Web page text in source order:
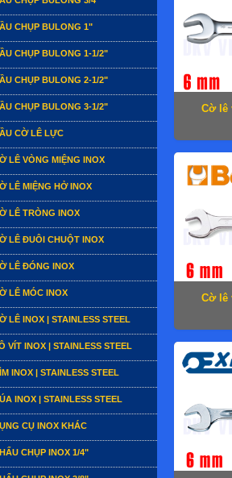
CHỤP BULONG 1"
CHỤP BULONG 1-1/2"
CHỤP BULONG 2-1/2"
CHỤP BULONG 3-1/2"
CỜ LÊ LỰC
LÊ VÒNG MIỆNG INOX
LÊ MIỆNG HỞ INOX
LÊ TRÒNG INOX
LÊ ĐUÔI CHUỘT INOX
LÊ ĐÓNG INOX
LÊ MÓC INOX
LÊ INOX | STAINLESS STEEL
VÍT INOX | STAINLESS STEEL
INOX | STAINLESS STEEL
INOX | STAINLESS STEEL
CỤ INOX KHÁC
CHỤP INOX 1/4"
Cờ lê
Cờ lê